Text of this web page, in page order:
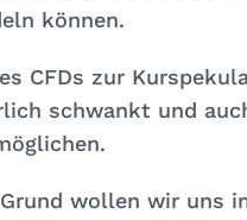
können.
CFDs zur
schwankt und
wollen wir uns